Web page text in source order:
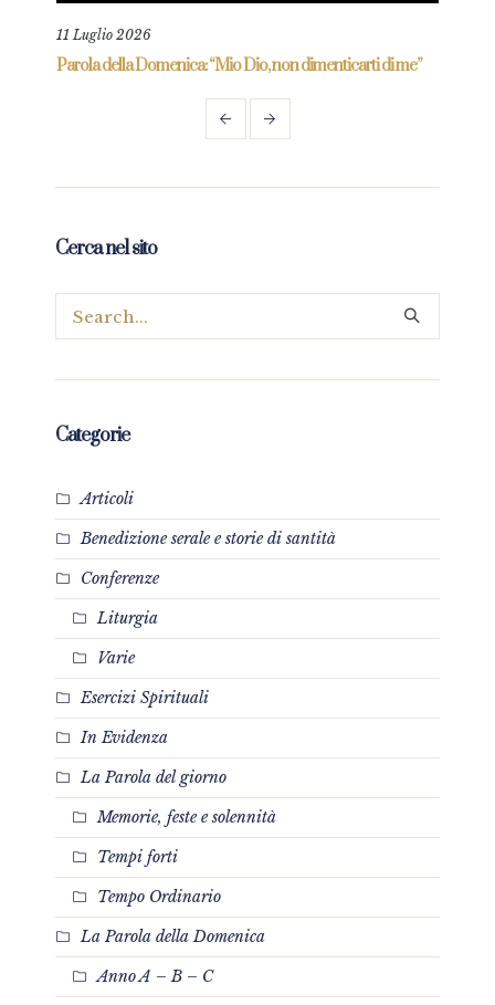
11 Luglio 2026
Parola della Domenica: “Mio Dio, non dimenticarti di me”
Cerca nel sito
Categorie
Articoli
Benedizione serale e storie di santità
Conferenze
Liturgia
Varie
Esercizi Spirituali
In Evidenza
La Parola del giorno
Memorie, feste e solennità
Tempi forti
Tempo Ordinario
La Parola della Domenica
Anno A – B – C